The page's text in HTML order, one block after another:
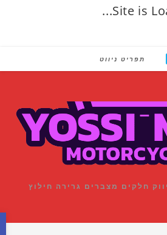
Site is
תפריט ניווט
חלקים מצברים גרירה חילוץ
פתח סרגל נגישות